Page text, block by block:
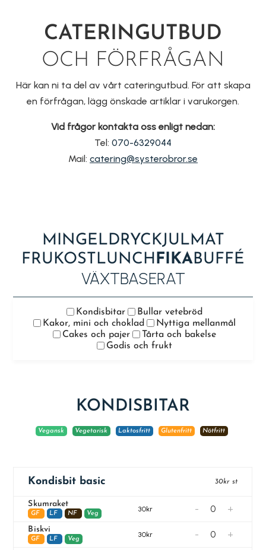
CATERINGUTBUD
OCH FÖRFRÅGAN
Här kan ni ta del av vårt cateringutbud. För att skapa
en förfrågan, lägg önskade artiklar i varukorgen.
Vid frågor kontakta oss enligt nedan:
Tel: 070-6329044
Mail: catering@systerobror.se
JULMAT
DRYCK
MINGEL
BUFFÉ
FIKA
LUNCH
FRUKOST
VÄXTBASERAT
Kondisbitar
Bullar vetebröd
Kakor, mini och choklad
Nyttiga mellanmål
Cakes och pajer
Tårta och bakelse
Godis och frukt
KONDISBITAR
Vegansk Vegetarisk Laktosfritt Glutenfritt Nötfritt
Kondisbit basic 30kr st
Skumraket
GF LF NF Veg
30kr - +
Biskvi
GF LF Veg
30kr - +